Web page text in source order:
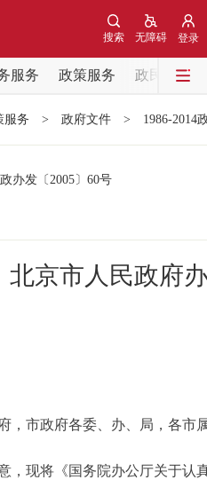
登录
无障碍
搜索
服务 政策服务
政民互动
精神
服务 > 政府文件 > 1986-2014
办发 〔2005〕 60号
北京市人民政府
，市政府各委、办、局，各市
现将《国务院办公厅关于认真